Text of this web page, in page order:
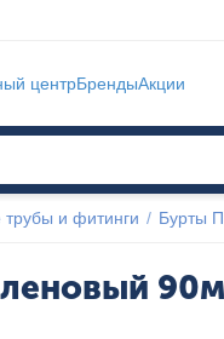
центрБрендыАкции
и фитинги / Бурты